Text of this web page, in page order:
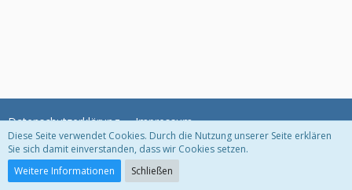
Datenschutzerklärung Impressum
Community-Software:
Diese Seite verwendet Cookies. Durch die Nutzung unserer Seite erklären
Sie sich damit einverstanden, dass wir Cookies setzen.
Weitere Informationen
Schließen